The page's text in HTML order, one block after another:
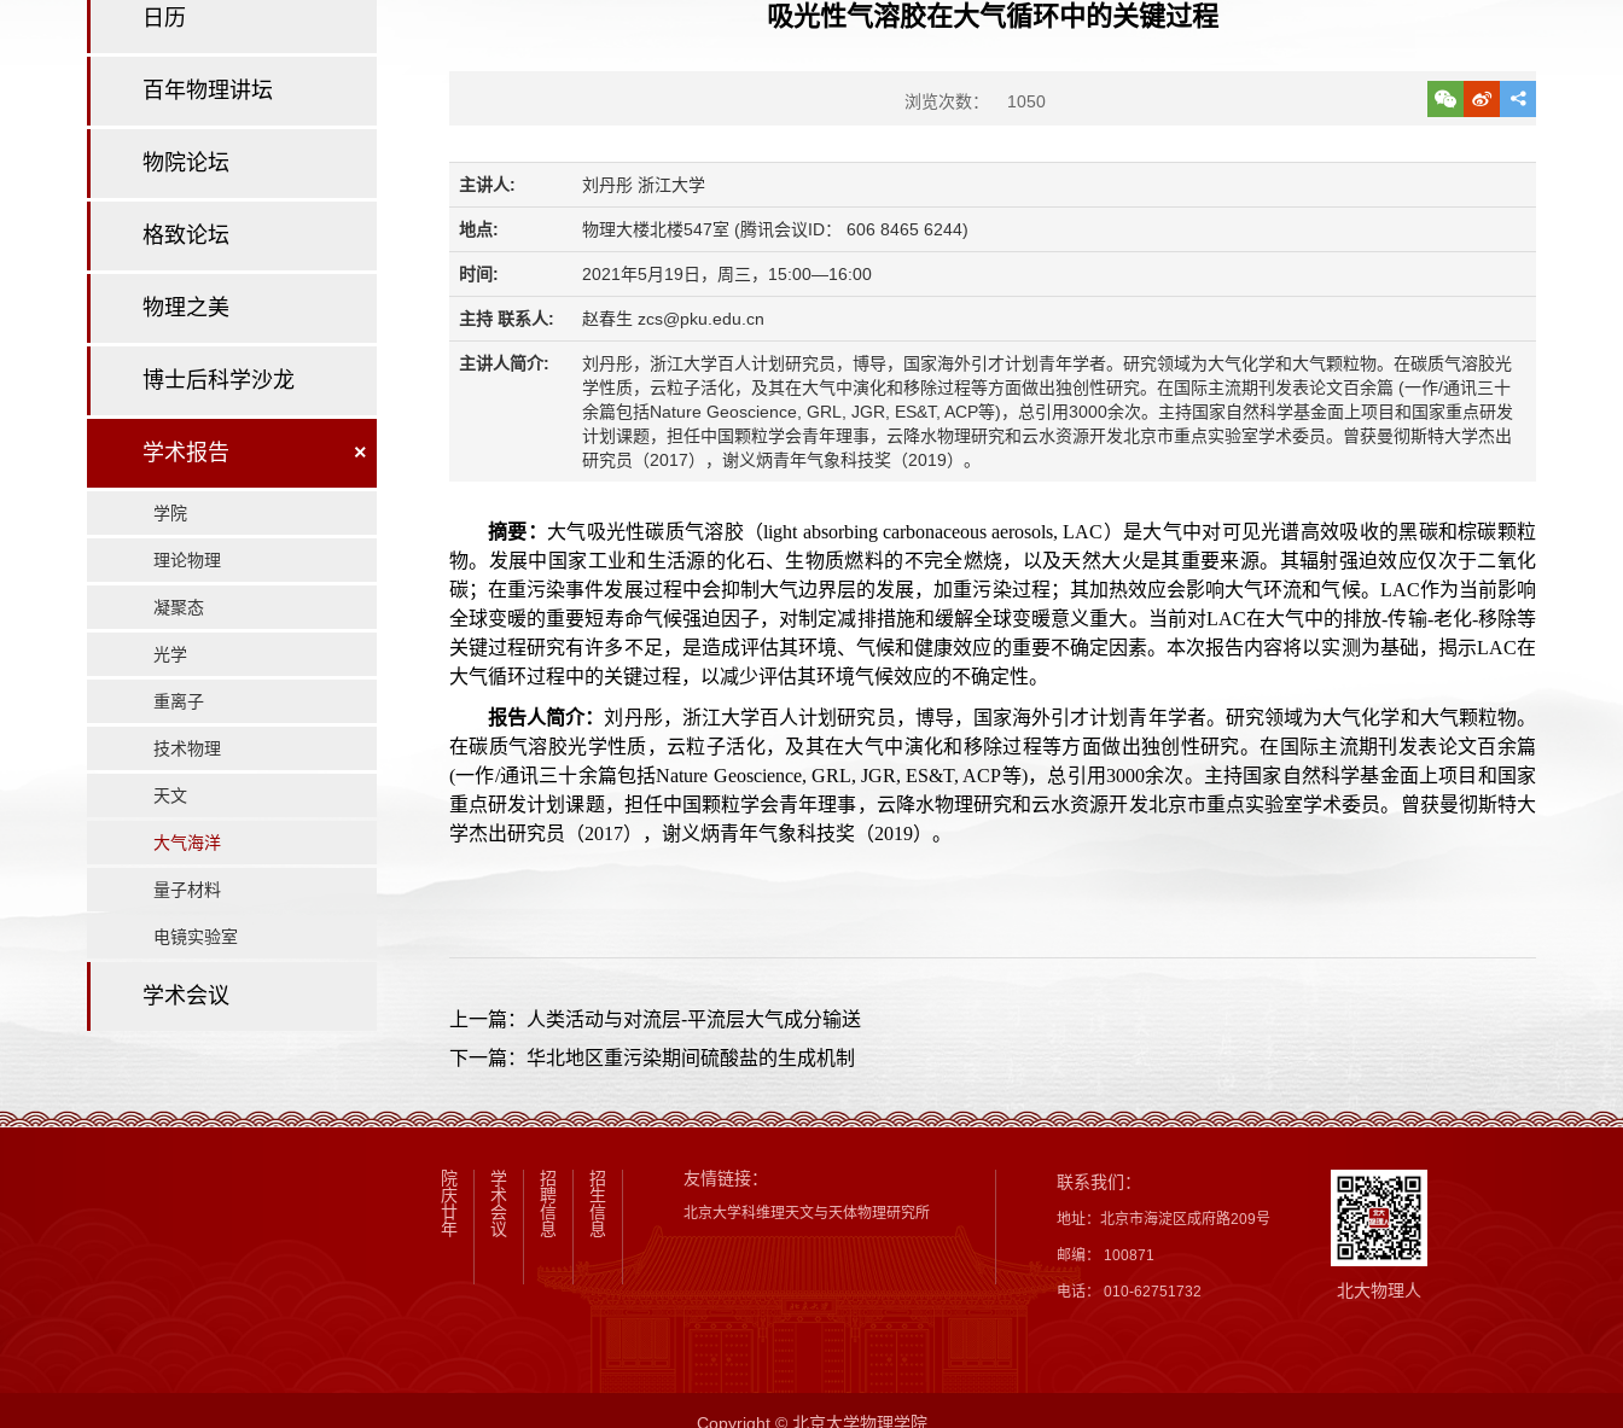
日历
百年物理讲坛
物院论坛
格致论坛
物理之美
博士后科学沙龙
学术报告 ×
学院
理论物理
凝聚态
光学
重离子
技术物理
天文
大气海洋
量子材料
电镜实验室
学术会议
吸光性气溶胶在大气循环中的关键过程
浏览次数： 1050
主讲人: 刘丹彤 浙江大学
地点: 物理大楼北楼547室 (腾讯会议ID： 606 8465 6244)
时间: 2021年5月19日，周三，15:00—16:00
主持 联系人: 赵春生 zcs@pku.edu.cn
主讲人简介:
刘丹彤，浙江大学百人计划研究员，博导，国家海外引才计划青年学者。研究领域为大气化学和大气颗粒物。在碳质气溶胶光
学性质，云粒子活化，及其在大气中演化和移除过程等方面做出独创性研究。在国际主流期刊发表论文百余篇 (一作/通讯三十
余篇包括Nature Geoscience, GRL, JGR, ES&T, ACP等)，总引用3000余次。主持国家自然科学基金面上项目和国家重点研发
计划课题，担任中国颗粒学会青年理事，云降水物理研究和云水资源开发北京市重点实验室学术委员。曾获曼彻斯特大学杰出
研究员（2017），谢义炳青年气象科技奖（2019）。
摘要： 大气吸光性碳质气溶胶（light absorbing carbonaceous aerosols, LAC）是大气中对可见光谱高效吸收的黑碳和棕碳颗粒
物。发展中国家工业和生活源的化石、生物质燃料的不完全燃烧，以及天然大火是其重要来源。其辐射强迫效应仅次于二氧化
碳；在重污染事件发展过程中会抑制大气边界层的发展，加重污染过程；其加热效应会影响大气环流和气候。LAC作为当前影响
全球变暖的重要短寿命气候强迫因子，对制定减排措施和缓解全球变暖意义重大。当前对LAC在大气中的排放-传输-老化-移除等
关键过程研究有许多不足，是造成评估其环境、气候和健康效应的重要不确定因素。本次报告内容将以实测为基础，揭示LAC在
大气循环过程中的关键过程，以减少评估其环境气候效应的不确定性。
报告人简介：刘丹彤，浙江大学百人计划研究员，博导，国家海外引才计划青年学者。研究领域为大气化学和大气颗粒物。
在碳质气溶胶光学性质，云粒子活化，及其在大气中演化和移除过程等方面做出独创性研究。在国际主流期刊发表论文百余篇
(一作/通讯三十余篇包括Nature Geoscience, GRL, JGR, ES&T, ACP等)，总引用3000余次。主持国家自然科学基金面上项目和国家
重点研发计划课题，担任中国颗粒学会青年理事，云降水物理研究和云水资源开发北京市重点实验室学术委员。曾获曼彻斯特大
学杰出研究员（2017），谢义炳青年气象科技奖（2019）。
上一篇：人类活动与对流层-平流层大气成分输送
下一篇：华北地区重污染期间硫酸盐的生成机制
院
庆
廿
年
学
术
会
议
招
聘
信
息
招
生
信
息
友情链接：
北京大学科维理天文与天体物理研究所
联系我们：
地址：北京市海淀区成府路209号
邮编： 100871
电话： 010-62751732 北大物理人
Copyright © 北京大学物理学院